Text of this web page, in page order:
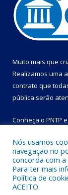
Muito mais que
Realizamos uma
contrato que
pública serão
Conheça o PNTP
Todos os
Nós usamos
navegação no
concorda com
Para ter mais
Política de
ACEITO.